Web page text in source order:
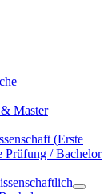
Master
(Erste
Prüfung / Bachelor